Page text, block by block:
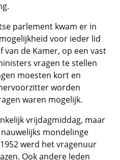
parlement kwam er in
voor ieder lid
van de Kamer, op een vast
vragen te stellen
moesten kort en
worden
waren mogelijk.
vrijdagmiddag, maar
mondelinge
werd het vragenuur
Ook andere leden